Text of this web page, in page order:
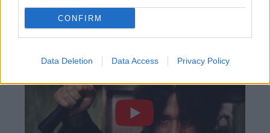
CONFIRM
Data Deletion Data Access Privacy Policy
εμπλέκεται ρομαντικά και ερωτεύεται τη νεαρή
σούσι σεφ Mi-do.